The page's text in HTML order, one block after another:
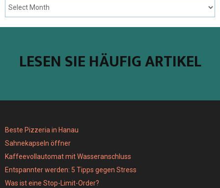
LESEN SIE HÄUFIG ARTIKEL
Beste Pizzeria in Hanau
Sahnekapseln öffner
Kaffeevollautomat mit Wasseranschluss
Entspannter werden: 5 Tipps gegen Stress
Was ist eine Stop-Limit-Order?